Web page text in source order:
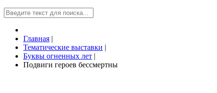
Главная |
Тематические выставки |
Буквы огненных лет |
Подвиги героев бессмертны